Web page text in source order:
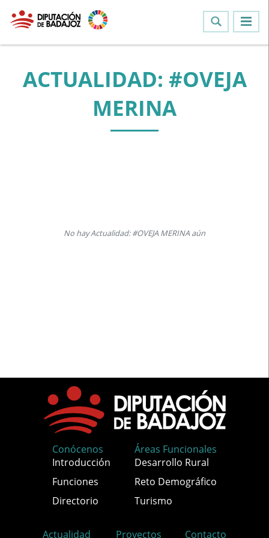
ACTUALIDAD: #OVEJA
MERINA
No hay Actualidad: #OVEJA MERINA aún
Conócenos
Introducción
Funciones
Directorio
Áreas Funcionales
Desarrollo Rural
Reto Demográfico
Turismo
Actualidad Proyectos Contacto